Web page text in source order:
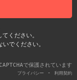
ください。
でください。
で保護されています
プライバシー - 利用契約